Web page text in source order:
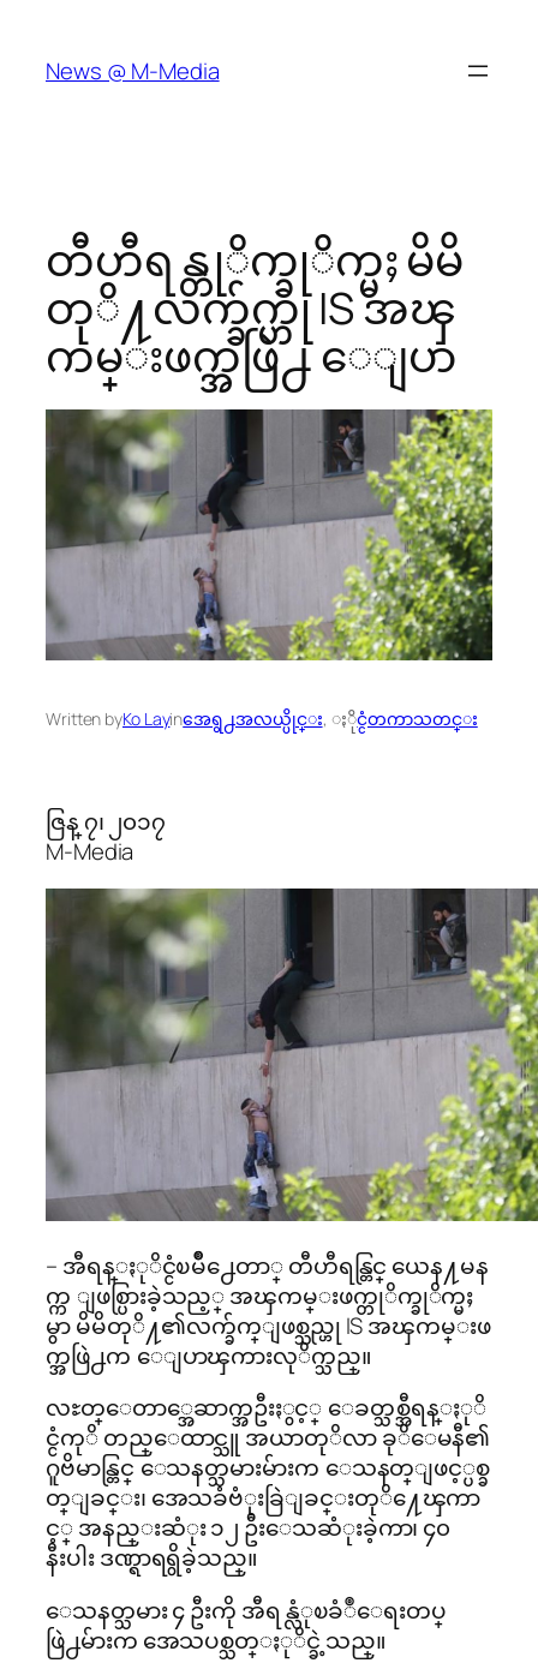
content
News @ M-Media
တီဟီရန္တုိက္ခုိက္မႈ မိမိ
တုိ႔လက္ခ်က္ဟု IS အၾ
ကမ္းဖက္အဖြဲ႕ ေျပာ
Written byKo Layinအေရွ႕အလယ္ပိုင္း, ႏိုင္ငံတကာသတင္း
ဇြန္ ၇၊ ၂၀၁၇
M-Media
– အီရန္ႏုိင္ငံၿမိဳ႕ေတာ္ တီဟီရန္တြင္ ယေန႔မန
က္က ျဖစ္ပြားခဲ့သည့္ အၾကမ္းဖက္တုိက္ခုိက္မႈ
မွာ မိမိတုိ႔၏လက္ခ်က္ျဖစ္သည္ဟု IS အၾကမ္းဖ
က္အဖြဲ႕က ေျပာၾကားလုိက္သည္။
လႊတ္ေတာ္အေဆာက္အဦးႏွင့္ ေခတ္သစ္အီရန္ႏုိ
င္ငံကုိ တည္ေထာင္သူ အယာတုိလာ ခုိေမနီ၏
ဂူဗိမာန္တြင္ ေသနတ္သမားမ်ားက ေသနတ္ျဖင့္ပစ္ခ
တ္ျခင္း၊ အေသခံဗံုးခြဲျခင္းတုိ႔ေၾကာ
င့္ အနည္းဆံုး ၁၂ ဦးေသဆံုးခဲ့ကာ၊ ၄၀
နီးပါး ဒဏ္ရာရရွိခဲ့သည္။
ေသနတ္သမား ၄ ဦးကို အီရန္လံုၿခံဳေရးတပ္
ဖြဲ႕မ်ားက အေသပစ္သတ္ႏုိင္ခဲ့သည္။